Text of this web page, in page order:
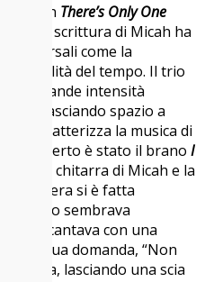
con There’s Only One
, dove la scrittura di Micah ha
universali come la
del tempo. Il trio
di grande intensità
lasciando spazio a
caratterizza la musica di
concerto è stato il brano I
con la chitarra di Micah e la
si è fatta
sembrava
cantava con una
La sua domanda, “Non
sala, lasciando una scia